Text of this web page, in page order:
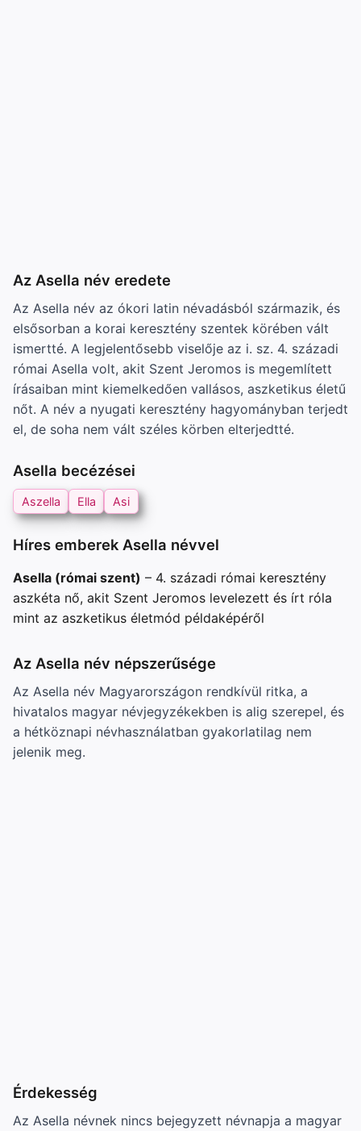
Az Asella név eredete
Az Asella név az ókori latin névadásból származik, és
elsősorban a korai keresztény szentek körében vált
ismertté. A legjelentősebb viselője az i. sz. 4. századi
római Asella volt, akit Szent Jeromos is megemlített
írásaiban mint kiemelkedően vallásos, aszketikus életű
nőt. A név a nyugati keresztény hagyományban terjedt
el, de soha nem vált széles körben elterjedtté.
Asella becézései
Aszella Ella Asi
Híres emberek Asella névvel
Asella (római szent) – 4. századi római keresztény
aszkéta nő, akit Szent Jeromos levelezett és írt róla
mint az aszketikus életmód példaképéről
Az Asella név népszerűsége
Az Asella név Magyarországon rendkívül ritka, a
hivatalos magyar névjegyzékekben is alig szerepel, és
a hétköznapi névhasználatban gyakorlatilag nem
jelenik meg.
Érdekesség
Az Asella névnek nincs bejegyzett névnapja a magyar